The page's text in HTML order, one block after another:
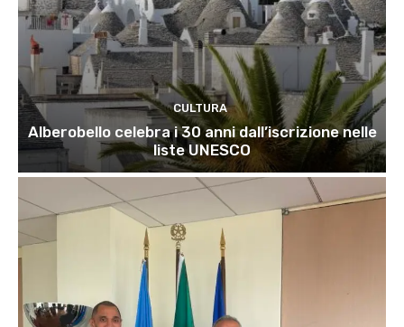
CULTURA
Alberobello celebra i 30 anni dall’iscrizione nelle
liste UNESCO